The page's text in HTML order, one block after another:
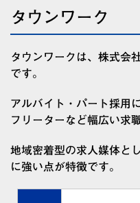
タウンワーク
タウンワークは、株式会
です。
アルバイト・パート採用
フリーターなど幅広い求
地域密着型の求人媒体と
に強い点が特徴です。